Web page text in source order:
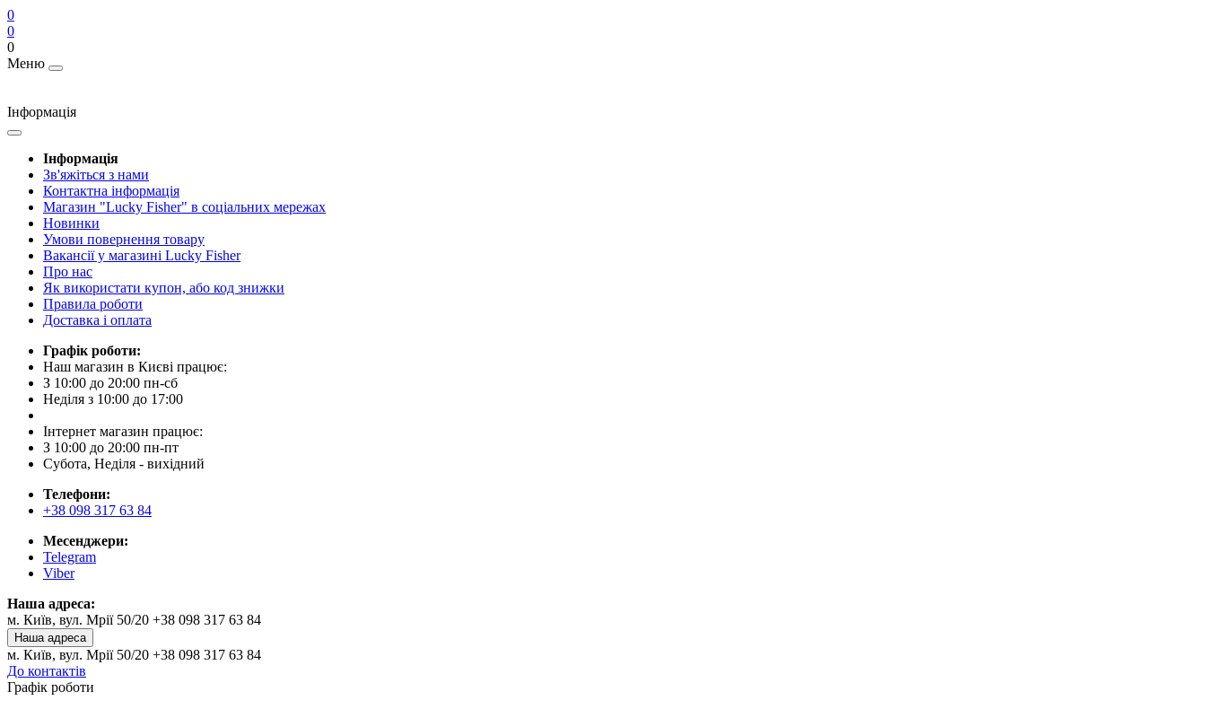
0
0
0
Меню
Інформація
Інформація
Зв'яжіться з нами
Контактна інформація
Магазин "Lucky Fisher" в соціальних мережах
Новинки
Умови повернення товару
Вакансії у магазині Lucky Fisher
Про нас
Як використати купон, або код знижки
Правила роботи
Доставка і оплата
Графік роботи:
Наш магазин в Києві працює:
З 10:00 до 20:00 пн-сб
Неділя з 10:00 до 17:00
Інтернет магазин працює:
З 10:00 до 20:00 пн-пт
Субота, Неділя - вихідний
Телефони:
+38 098 317 63 84
Месенджери:
Telegram
Viber
Наша адреса:
м. Київ, вул. Мрії 50/20 +38 098 317 63 84
Наша адреса
м. Київ, вул. Мрії 50/20 +38 098 317 63 84
До контактів
Графік роботи